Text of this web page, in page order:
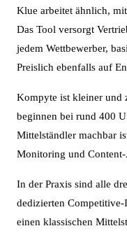
Klue arbeitet ähnlich,
Das Tool versorgt
jedem Wettbewerber,
Preislich ebenfalls auf
Kompyte ist kleiner und
beginnen bei rund 400
Mittelständler machbar
Monitoring und
In der Praxis sind alle
dedizierten Competitive-
einen klassischen